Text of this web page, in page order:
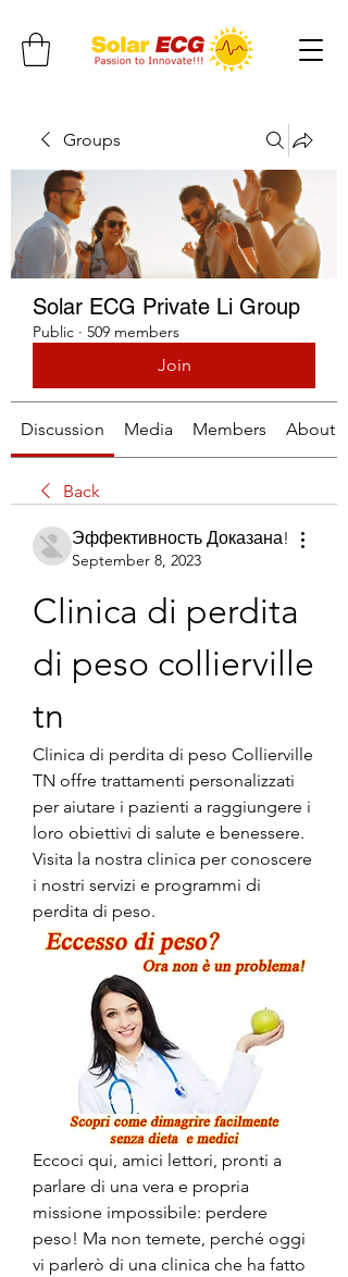
Groups
Solar ECG Private Li Group
Public · 509 members
Join
Discussion Media Members About
Back
Эффективность Доказана!
September 8, 2023
Clinica di perdita
di peso collierville
tn
Clinica di perdita di peso Collierville
TN offre trattamenti personalizzati
per aiutare i pazienti a raggiungere i
loro obiettivi di salute e benessere.
Visita la nostra clinica per conoscere
i nostri servizi e programmi di
perdita di peso.
Eccoci qui, amici lettori, pronti a
parlare di una vera e propria
missione impossibile: perdere
peso! Ma non temete, perché oggi
vi parlerò di una clinica che ha fatto